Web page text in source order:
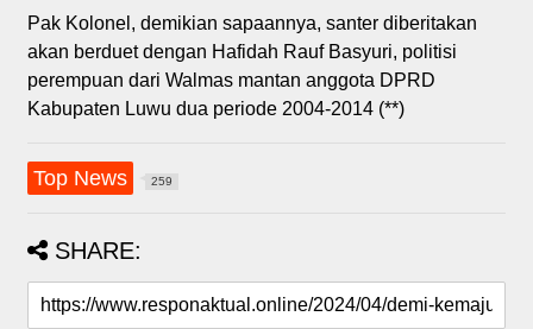
Pak Kolonel, demikian sapaannya, santer diberitakan
akan berduet dengan Hafidah Rauf Basyuri, politisi
perempuan dari Walmas mantan anggota DPRD
Kabupaten Luwu dua periode 2004-2014 (**)
Top News 259
SHARE: